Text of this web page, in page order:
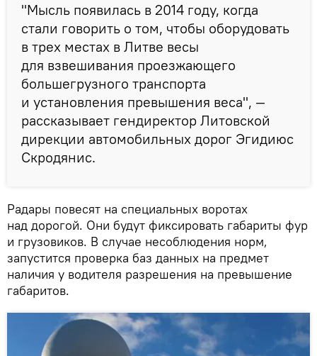
"Мысль появилась в 2014 году, когда
стали говорить о том, чтобы оборудовать
в трех местах в Литве весы
для взвешивания проезжающего
большегрузного транспорта
и установления превышения веса", —
рассказывает гендиректор Литовской
дирекции автомобильных дорог Эгидиюс
Скродянис.
Радары повесят на специальных воротах
над дорогой. Они будут фиксировать габариты фур
и грузовиков. В случае несоблюдения норм,
запустится проверка баз данных на предмет
наличия у водителя разрешения на превышение
габаритов.